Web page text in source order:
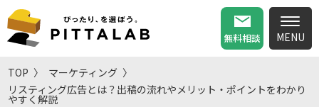
無料相談
TOP
マーケティング
リスティング広告とは？出稿の流れやメリット・ポイントをわかり
やすく解説